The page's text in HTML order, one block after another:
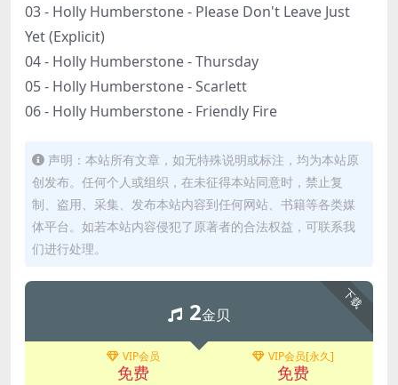
03 - Holly Humberstone - Please Don't Leave Just
Yet (Explicit)
04 - Holly Humberstone - Thursday
05 - Holly Humberstone - Scarlett
06 - Holly Humberstone - Friendly Fire
声明：本站所有文章，如无特殊说明或标注，均为本站原
创发布。任何个人或组织，在未征得本站同意时，禁止复
制、盗用、采集、发布本站内容到任何网站、书籍等各类媒
体平台。如若本站内容侵犯了原著者的合法权益，可联系我
们进行处理。
下载
2金贝
VIP会员
免费
VIP会员[永久]
免费